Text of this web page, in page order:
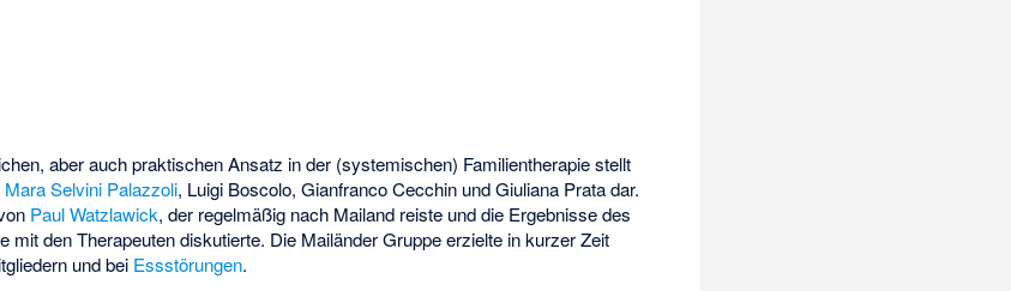
aber auch praktischen Ansatz in der (systemischen) Familientherapie stellt
Mara Selvini Palazzoli, Luigi Boscolo,Gianfranco Cecchin undGiuliana Pratadar.
Paul Watzlawick, der regelmäßig nach Mailand reiste und die Ergebnisse des
mit den Therapeuten diskutierte. Die Mailänder Gruppe erzielte in kurzer Zeit
und bei Essstörungen.